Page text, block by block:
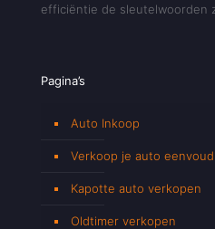
efficiëntie de sleutelwoorden
Pagina’s
Auto Inkoop
Verkoop je auto
Kapotte auto verkopen
Oldtimer verkopen